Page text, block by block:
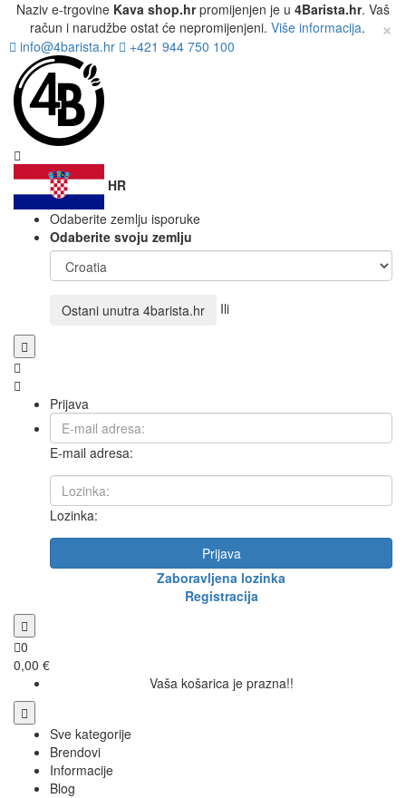
Naziv e-trgovine Kava shop.hrpromijenjen je u 4Barista.hr. Vaš
račun i narudžbe ostat će nepromijenjeni. Više informacija. ×
info@4barista.hr +421 944 750 100
HR
Odaberite zemlju isporuke
Odaberite svoju zemlju
Ostani unutra 4barista.hr Ili
Prijava
E-mail adresa:
Lozinka:
Prijava
Zaboravljena lozinka
Registracija
0
0,00 €
Vaša košarica je prazna!!
Sve kategorije
Brendovi
Informacije
Blog